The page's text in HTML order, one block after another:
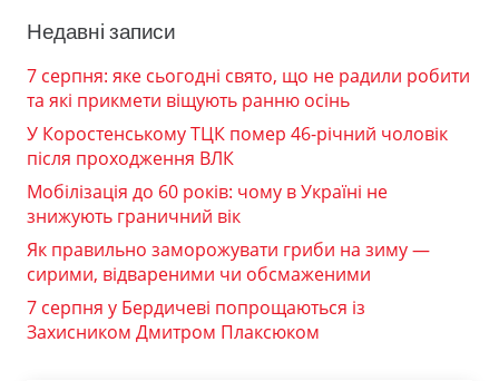
Недавні записи
7 серпня: яке сьогодні свято, що не радили робити
та які прикмети віщують ранню осінь
У Коростенському ТЦК помер 46-річний чоловік
після проходження ВЛК
Мобілізація до 60 років: чому в Україні не
знижують граничний вік
Як правильно заморожувати гриби на зиму —
сирими, відвареними чи обсмаженими
7 серпня у Бердичеві попрощаються із
Захисником Дмитром Плаксюком